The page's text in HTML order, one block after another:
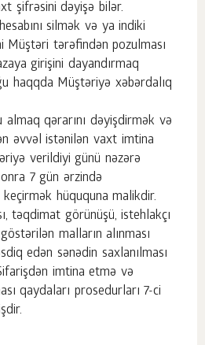
şifrəsini dəyişə bilər.
silmək və ya indiki
Müştəri tərəfindən pozulması
girişini dayandırmaq
haqqda Müştəriyə xəbərdalıq
almaq qərarını dəyişdirmək və
əvvəl istənilən vaxt imtina
verildiyi günü nəzərə
7 gün ərzində
keçirmək hüququna malikdir.
təqdimat görünüşü, istehlakçı
malların alınması
edən sənədin saxlanılması
imtina etmə və
qaydaları prosedurları 7-ci